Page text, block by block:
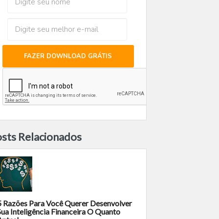
FAZER DOWNLOAD GRÁTIS
Relacionados
Razões Para Você Querer Desenvolver
Inteligência Financeira O Quanto